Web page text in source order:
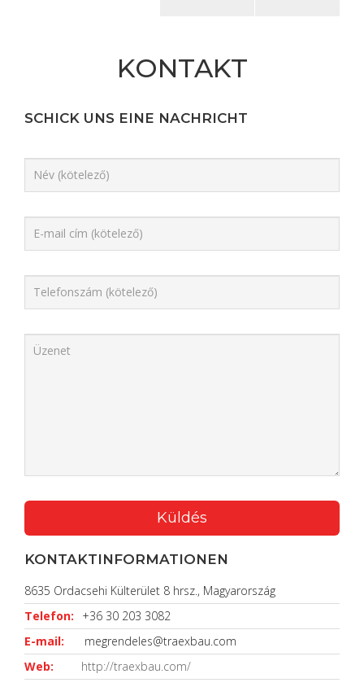
KONTAKT
SCHICK UNS EINE NACHRICHT
KONTAKTINFORMATIONEN
8635 Ordacsehi Külterület 8 hrsz., Magyarország
Telefon:
+36 30 203 3082
E-mail:
megrendeles@traexbau.com
Web:
http://traexbau.com/